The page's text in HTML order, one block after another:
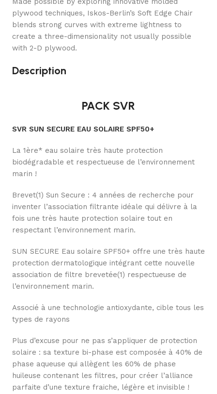
plywood techniques, Iskos-Berlin’s Soft Edge Chair
blends strong curves with extreme lightness to
create a three-dimensionality not usually possible
with 2-D plywood.
Description
PACK SVR
SVR SUN SECURE EAU SOLAIRE SPF50+
La 1ère* eau solaire très haute protection
biodégradable et respectueuse de l’environnement
marin !
Brevet(1) Sun Secure : 4 années de recherche pour
inventer l’association filtrante idéale qui délivre à la
fois une très haute protection solaire tout en
respectant l’environnement marin.
SUN SECURE Eau solaire SPF50+ offre une très haute
protection dermatologique intégrant cette nouvelle
association de filtre brevetée(1) respectueuse de
l’environnement marin.
Associé à une technologie antioxydante, cible tous les
types de rayons
Plus d’excuse pour ne pas s’appliquer de protection
solaire : sa texture bi-phase est composée à 40% de
phase aqueuse qui allègent les 60% de phase
huileuse contenant les filtres, pour créer l’alliance
parfaite d’une texture fraiche, légère et invisible !